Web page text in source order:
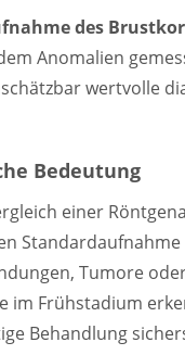
des
Anomalien
wertvolle
Bedeutung
einer
Tumore
im Frühstadium
Behandlung